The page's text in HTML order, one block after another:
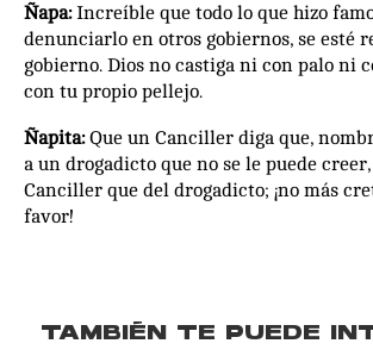
Ñapa:Increíble que todo lo que hizo
denunciarlo en otros gobiernos, se esté
gobierno. Dios no castiga ni con palo ni
con tu propio pellejo.
Ñapita:Que un Canciller diga que,
a un drogadicto que no se le puede
Canciller que del drogadicto; ¡no más
favor!
TAMBIÉN TE PUEDE